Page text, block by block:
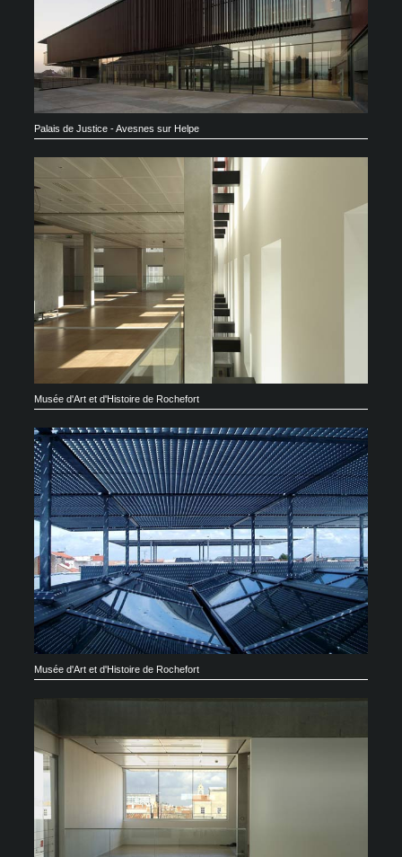
Palais de Justice - Avesnes sur Helpe
Musée d'Art et d'Histoire de Rochefort
Musée d'Art et d'Histoire de Rochefort